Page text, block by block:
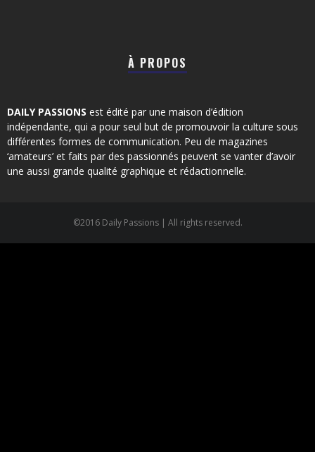
À PROPOS
DAILY PASSIONS est édité par une maison d’édition
indépendante, qui a pour seul but de promouvoir la culture sous
différentes formes de communication. Peu de magazines
‘amateurs’ et faits par des passionnés peuvent se vanter d’avoir
une aussi grande qualité graphique et rédactionnelle.
©2016 Daily Passions | All rights reserved.